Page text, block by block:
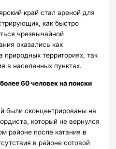
край стал ареной для
как быстро
чрезвычайной
оказались как
природных территориях, так
в населенных пунктах.
60 человек на поиски
были сконцентрированы на
который не вернулся
районе после катания в
в районе сотовой